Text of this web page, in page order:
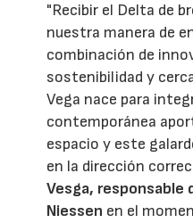
"Recibir el Delta de
nuestra manera de
combinación de
sostenibilidad y
Vega nace para
contemporánea
espacio y este
en la dirección
Vesga, responsable
Niessen en el